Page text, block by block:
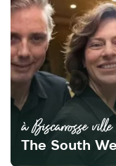
à Biscarrosse ville
The South